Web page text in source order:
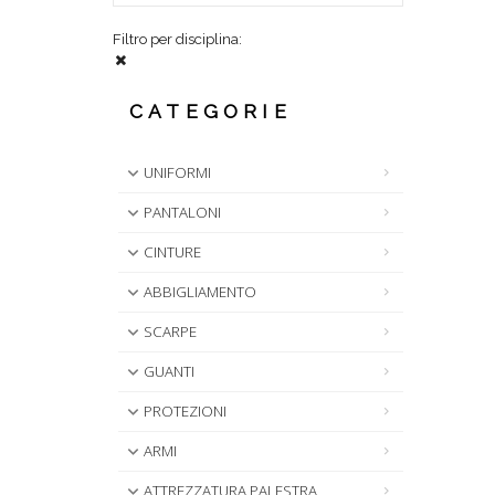
Filtro per disciplina:
CATEGORIE
UNIFORMI
PANTALONI
CINTURE
ABBIGLIAMENTO
SCARPE
GUANTI
PROTEZIONI
ARMI
ATTREZZATURA PALESTRA